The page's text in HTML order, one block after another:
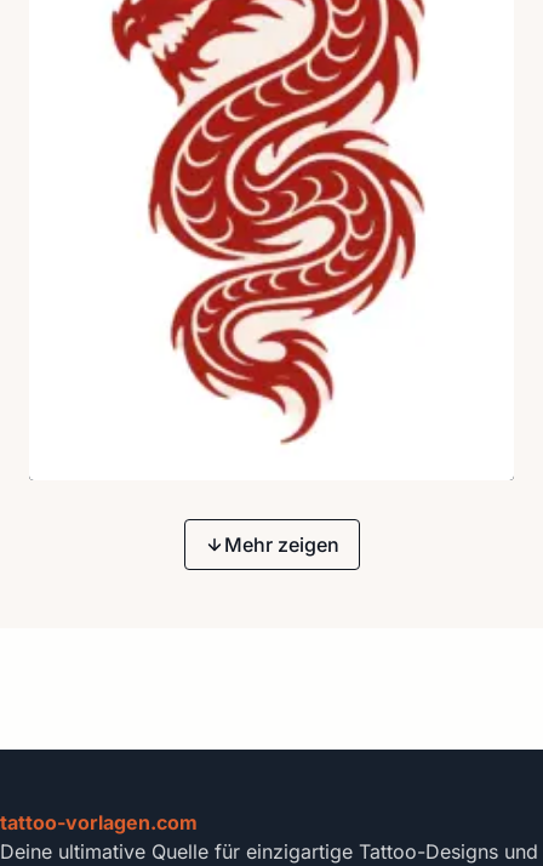
Mehr zeigen
tattoo-vorlagen.com
Deine ultimative Quelle für einzigartige Tattoo-Designs und